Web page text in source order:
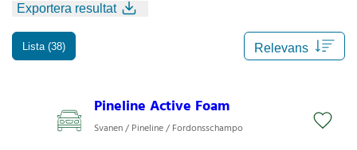
Exportera resultat
Lista (38)
Pineline Active Foam
Svanen / Pineline / Fordonsschampo